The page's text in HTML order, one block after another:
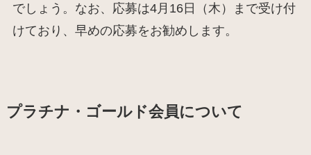
でしょう。なお、応募は4月16日（木）まで受け付
けており、早めの応募をお勧めします。
プラチナ・ゴールド会員について